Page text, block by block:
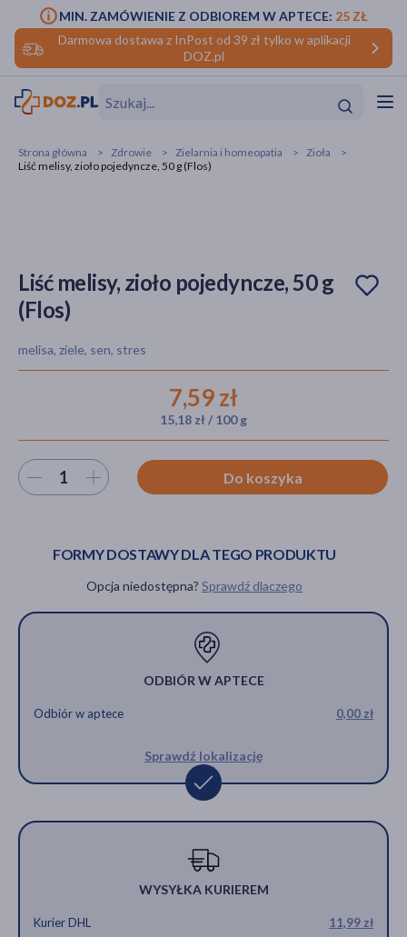
Darmowa dostawa z InPost od 39 zł tylko w aplikacji
DOZ.pl
MIN. ZAMÓWIENIE Z ODBIOREM W APTECE: 25 ZŁ
Hit
Strona główna Zdrowie Zielarnia i homeopatia
Zioła
Liść melisy, zioło pojedyncze, 50 g (Flos)
Liść melisy, zioło pojedyncze, 50 g
(Flos)
melisa, ziele, sen, stres
7,59 zł
15,18 zł / 100 g
Wybierz ilość Do koszyka
FORMY DOSTAWY DLA TEGO PRODUKTU
Opcja niedostępna? Sprawdź dlaczego
ODBIÓR W APTECE
Odbiór w aptece 0,00 zł
Sprawdź lokalizację
WYSYŁKA KURIEREM
Kurier DHL
11,99 zł